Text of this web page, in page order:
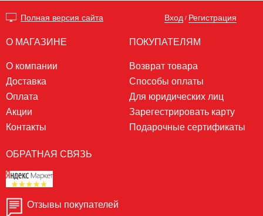
Полная версия сайта Вход / Регистрация
О МАГАЗИНЕ
О компании
Доставка
Оплата
Акции
Контакты
ПОКУПАТЕЛЯМ
Возврат товара
Способы оплаты
Для юридических лиц
Зарегестрировать карту
Подарочные сертификаты
ОБРАТНАЯ СВЯЗЬ
Отзывы покупателей